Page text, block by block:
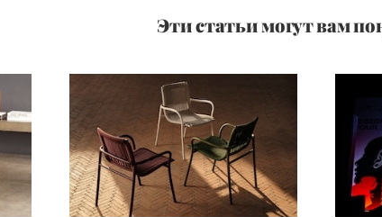
Эти статьи могут вам